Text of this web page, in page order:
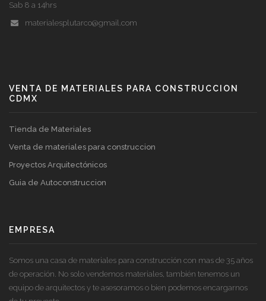
Sab 8 a 14hrs
materialesplutarco@gmail.com
VENTA DE MATERIALES PARA CONSTRUCCION
CDMX
Tienda de Materiales
Venta de materiales para construccion
Proyectos Arquitectónicos
Guia de Autoconstruccion
EMPRESA
Somos una casa de materiales para construcción con mas de 35 años
de operación. No solo vendemos materiales, también tenemos un
equipo de arquitectos y te asesoramos o bien podemos encargarnos